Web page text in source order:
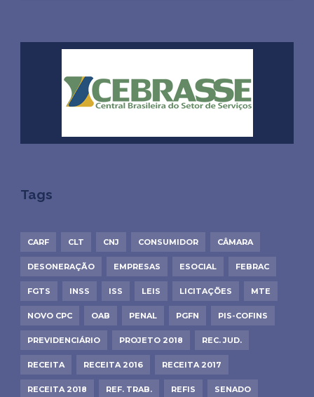
Tags
CARF CLT CNJ CONSUMIDOR CÂMARA
DESONERAÇÃO EMPRESAS ESOCIAL FEBRAC
FGTS INSS ISS LEIS LICITAÇÕES MTE
NOVO CPC OAB PENAL PGFN PIS-COFINS
PREVIDENCIÁRIO PROJETO 2018 REC. JUD.
RECEITA RECEITA 2016 RECEITA 2017
RECEITA 2018 REF. TRAB. REFIS SENADO